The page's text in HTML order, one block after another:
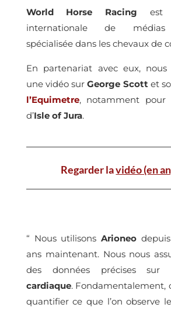
World Horse Racing est
internationale de médias
spécialisée dans les chevaux de
En partenariat avec eux,
une vidéo surGeorge Scott et
l’Equimetre, notamment pour
d’Isle of Jura.
Regarder lavidéo (en
“ Nous utilisonsArioneo
ans maintenant. Nous nous
des données précises
cardiaque. Fondamentalement,
quantifier ce que l’on observe